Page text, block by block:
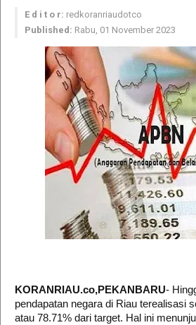
E d i t o r: redkoranriaudotco
Published: Rabu, 01 November 2023
KORANRIAU.co,PEKANBARU-
pendapatan negara di Riau terealisasi
atau 78.71% dari target. Hal ini